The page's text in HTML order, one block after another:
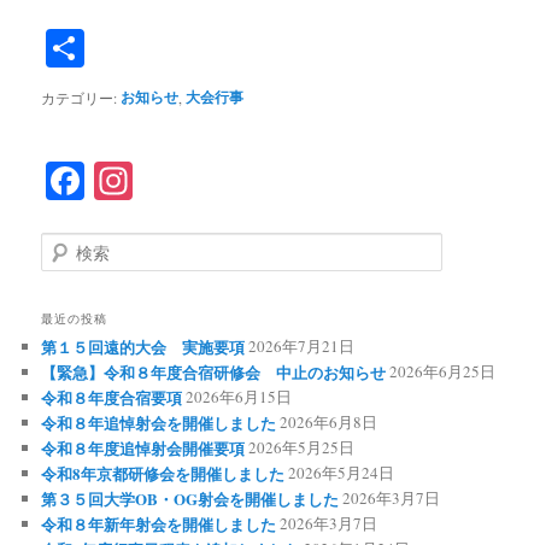
有
カテゴリー: お知らせ ,大会行事
F
ac
eb
k
st
ag
m
検
索
最近の投稿
第１５回遠的大会 実施要項2026年7月21日
【緊急】令和８年度合宿研修会 中止のお知らせ2026年6月25日
令和８年度合宿要項2026年6月15日
令和８年追悼射会を開催しました 2026年6月8日
令和８年度追悼射会開催要項2026年5月25日
令和8年京都研修会を開催しました 2026年5月24日
第３５回大学OB・OG射会を開催しました 2026年3月7日
令和８年新年射会を開催しました 2026年3月7日